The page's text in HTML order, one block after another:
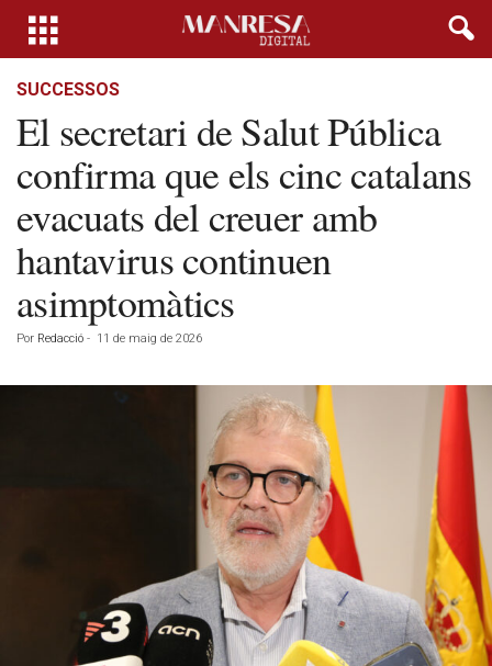
SUCCESSOS
El secretari de Salut Pública
confirma que els cinc catalans
evacuats del creuer amb
hantavirus continuen
asimptomàtics
Por Redacció - 11 de maig de 2026